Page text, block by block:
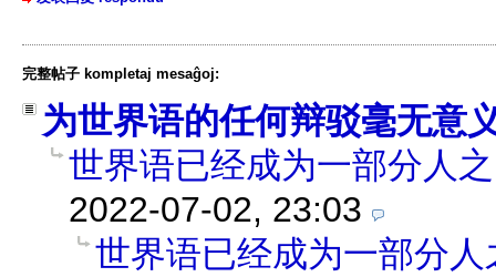
完整帖子 kompletaj mesaĝoj:
为世界语的任何辩驳毫无意
世界语已经成为一部分人
2022-07-02, 23:03
世界语已经成为一部分